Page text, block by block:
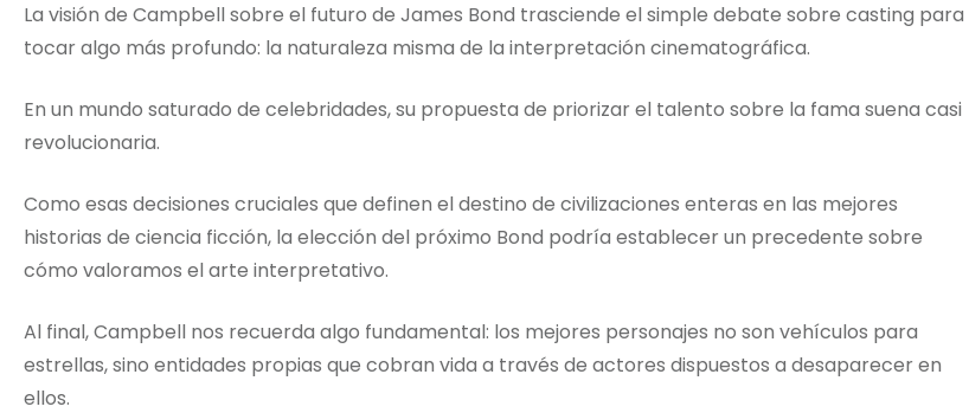
La visión de Campbell sobre el futuro de James Bond trasciende el simple debate sobre casting para
tocar algo más profundo: la naturaleza misma de la interpretación cinematográfica.
En un mundo saturado de celebridades, su propuesta de priorizar el talento sobre la fama suena casi
revolucionaria.
Como esas decisiones cruciales que definen el destino de civilizaciones enteras en las mejores
historias de ciencia ficción, la elección del próximo Bond podría establecer un precedente sobre
cómo valoramos el arte interpretativo.
Al final, Campbell nos recuerda algo fundamental: los mejores personajes no son vehículos para
estrellas, sino entidades propias que cobran vida a través de actores dispuestos a desaparecer en
ellos.